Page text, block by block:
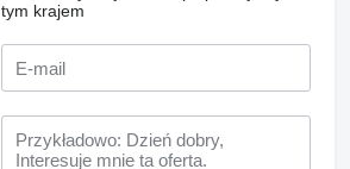
tym krajem